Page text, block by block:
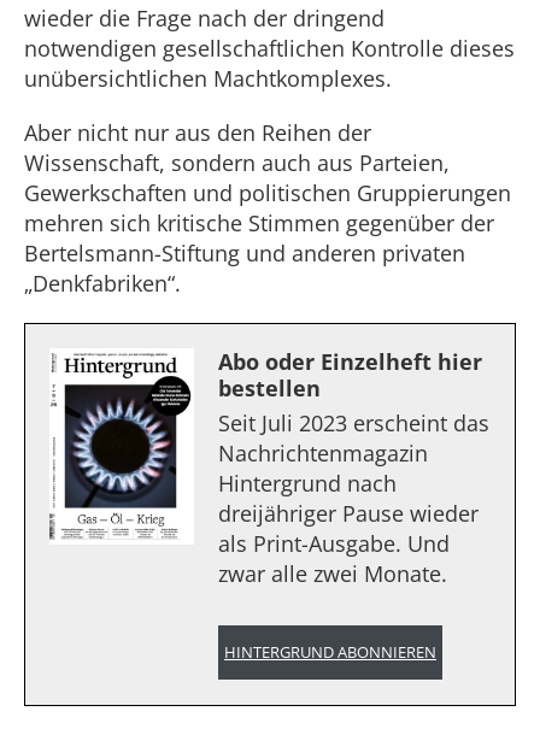
wieder die Frage nach der dringend
notwendigen gesellschaftlichen Kontrolle dieses
unübersichtlichen Machtkomplexes.
Aber nicht nur aus den Reihen der
Wissenschaft, sondern auch aus Parteien,
Gewerkschaften und politischen Gruppierungen
mehren sich kritische Stimmen gegenüber der
Bertelsmann-Stiftung und anderen privaten
„Denkfabriken“.
Abo oder Einzelheft hier
bestellen
Seit Juli 2023 erscheint das
Nachrichtenmagazin
Hintergrund nach
dreijähriger Pause wieder
als Print-Ausgabe. Und
zwar alle zwei Monate.
HINTERGRUND ABONNIEREN